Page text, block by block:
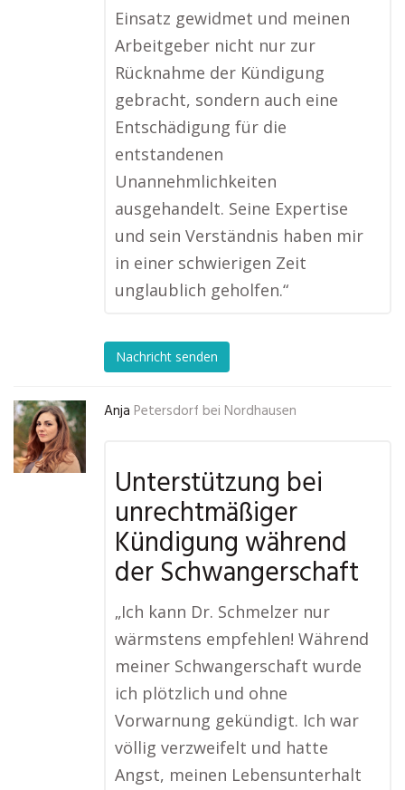
Einsatz gewidmet und meinen
Arbeitgeber nicht nur zur
Rücknahme der Kündigung
gebracht, sondern auch eine
Entschädigung für die
entstandenen
Unannehmlichkeiten
ausgehandelt. Seine Expertise
und sein Verständnis haben mir
in einer schwierigen Zeit
unglaublich geholfen.“
Nachricht senden
Anja Petersdorf bei Nordhausen
Unterstützung bei
unrechtmäßiger
Kündigung während
der Schwangerschaft
„Ich kann Dr. Schmelzer nur
wärmstens empfehlen! Während
meiner Schwangerschaft wurde
ich plötzlich und ohne
Vorwarnung gekündigt. Ich war
völlig verzweifelt und hatte
Angst, meinen Lebensunterhalt